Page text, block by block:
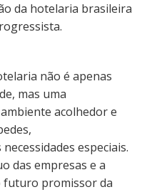
da hotelaria brasileira
não é apenas
mas uma
acolhedor e
especiais.
das empresas e a
futuro promissor da